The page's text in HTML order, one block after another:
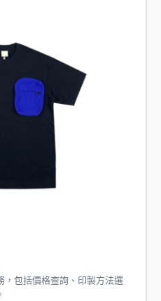
，包括價格查詢、印製方法選